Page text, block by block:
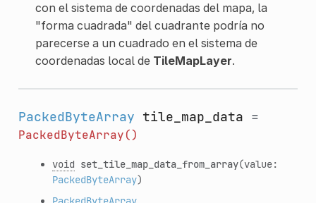
con el sistema de coordenadas del mapa, la
"forma cuadrada" del cuadrante podría no
parecerse a un cuadrado en el sistema de
coordenadas local de TileMapLayer.
PackedByteArray tile_map_data =
PackedByteArray()
void set_tile_map_data_from_array(value:
PackedByteArray)